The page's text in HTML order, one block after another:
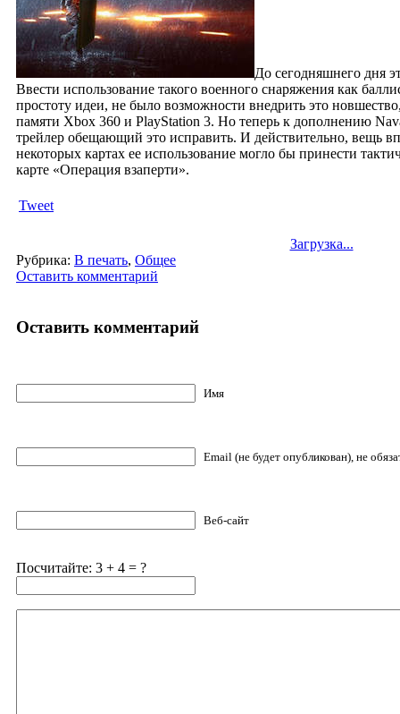
До сегодняшнего дня
Ввести использование такого военного снаряжения как
простоту идеи, не было возможности внедрить это
памяти Xbox 360 и PlayStation 3. Но теперь к дополнению
трейлер обещающий это исправить. И действительно, вещь
некоторых картах ее использование могло бы принести
карте «Операция взаперти».
Tweet
Загрузка...
Рубрика: В печать, Общее
Оставить комментарий
Оставить комментарий
Имя
Email (не будет опубликован), не
Веб-сайт
Посчитайте: 3 + 4 = ?